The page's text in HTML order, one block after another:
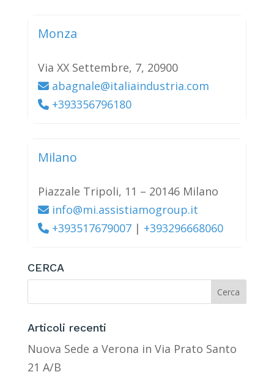
Monza
Via XX Settembre, 7, 20900
abagnale@italiaindustria.com
+393356796180
Milano
Piazzale Tripoli, 11 – 20146 Milano
info@mi.assistiamogroup.it
+393517679007| +393296668060
CERCA
Articoli recenti
Nuova Sede a Verona in Via Prato Santo
21 A/B